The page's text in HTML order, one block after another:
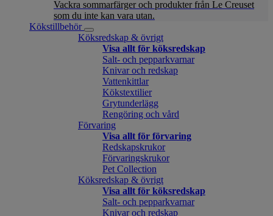
Vackra sommarfärger och produkter från Le Creuset
som du inte kan vara utan.
Kökstillbehör
Köksredskap & övrigt
Visa allt för köksredskap
Salt- och pepparkvarnar
Knivar och redskap
Vattenkittlar
Kökstextilier
Grytunderlägg
Rengöring och vård
Förvaring
Visa allt för förvaring
Redskapskrukor
Förvaringskrukor
Pet Collection
Köksredskap & övrigt
Visa allt för köksredskap
Salt- och pepparkvarnar
Knivar och redskap